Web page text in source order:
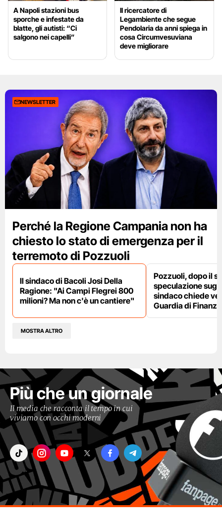
A Napoli stazioni bus
sporche e infestate da
blatte, gli autisti: “Ci
salgono nei capelli”
Il ricercatore di
Legambiente che segue
Pendolaria da anni spiega in
cosa Circumvesuviana
deve migliorare
NEWSLETTER
Perché la Regione Campania non ha
chiesto lo stato di emergenza per il
terremoto di Pozzuoli
Il sindaco di Bacoli Josi Della
Ragione: "Ai Campi Flegrei 800
milioni? Ma non c'è un cantiere"
Pozzuoli, dopo il
speculazione
sindaco chiede
Guardia di Finanza
MOSTRA ALTRO
Più che un giornale
Il media che racconta il tempo in cui
viviamo con occhi moderni